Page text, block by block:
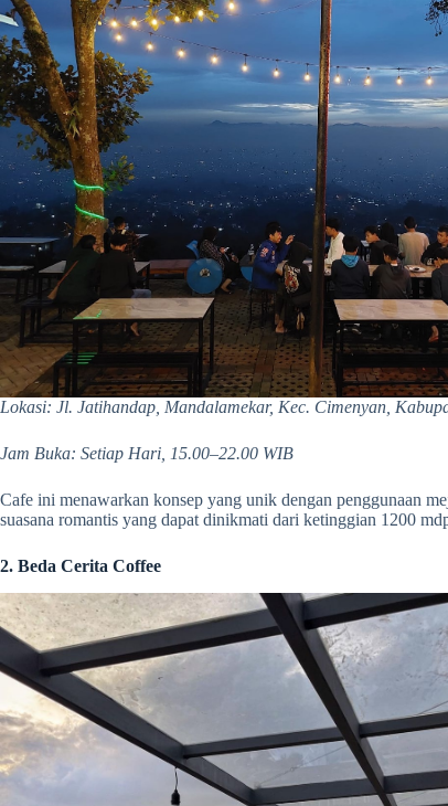
Lokasi: Jl. Jatihandap, Mandalamekar, Kec. Cimenyan,
Jam Buka: Setiap Hari, 15.00–22.00 WIB
Cafe ini menawarkan konsep yang unik dengan penggunaan
suasana romantis yang dapat dinikmati dari ketinggian 1200
2. Beda Cerita Coffee